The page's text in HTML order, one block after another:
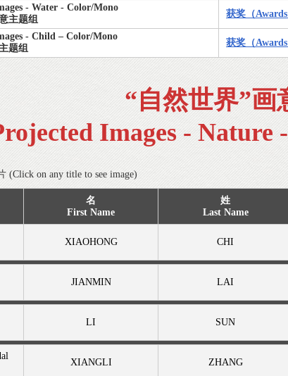
- Water - Color/Mono
主题组
获奖（Awards
- Child – Color/Mono
题组
获奖（Awards
“自然世界”画
Images - Nature
(Click on any title to see image)
名
First Name
姓
Last Name
XIAOHONG CHI
JIANMIN LAI
LI SUN
XIANGLI ZHANG